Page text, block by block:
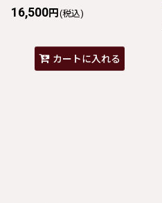
16,500円 (税込)
カートに入れる